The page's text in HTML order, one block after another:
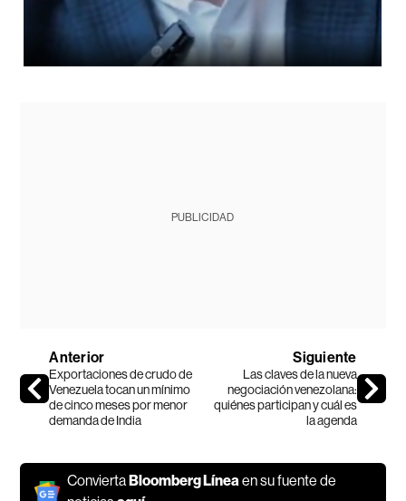
PUBLICIDAD
Anterior
Exportaciones de crudo de
Venezuela tocan un mínimo
de cinco meses por menor
demanda de India
Siguiente
Las claves de la nueva
negociación venezolana:
quiénes participan y cuál es
la agenda
ConviertaBloomberg Línea en su fuente de